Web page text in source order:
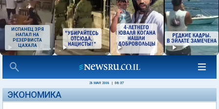
ИСПАНЕЦ ЗРЯ
НАПАЛ НА
РЕЗЕРВИСТА
ЦАХАЛА
28 МАЯ 2008 06:37
ЭКОНОМИКА